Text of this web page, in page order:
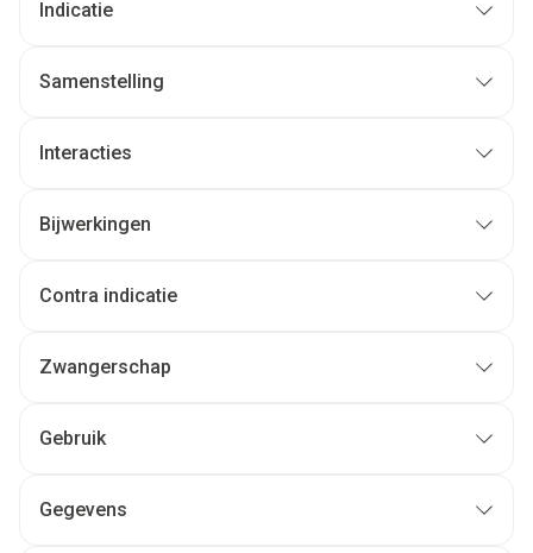
Indicatie
Samenstelling
Interacties
Bijwerkingen
Contra indicatie
Zwangerschap
Gebruik
Gegevens